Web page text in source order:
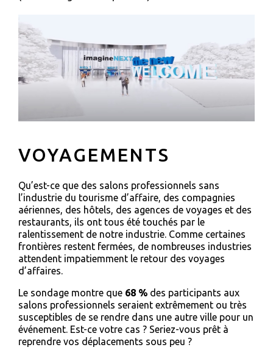
VOYAGEMENTS
Qu’est-ce que des salons professionnels sans
l’industrie du tourisme d’affaire, des compagnies
aériennes, des hôtels, des agences de voyages et des
restaurants, ils ont tous été touchés par le
ralentissement de notre industrie. Comme certaines
frontières restent fermées, de nombreuses industries
attendent impatiemment le retour des voyages
d’affaires.
Le sondage montre que 68 % des participants aux
salons professionnels seraient extrêmement ou très
susceptibles de se rendre dans une autre ville pour un
événement. Est-ce votre cas ? Seriez-vous prêt à
reprendre vos déplacements sous peu ?